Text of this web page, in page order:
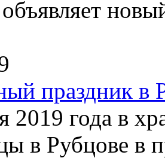
праздник в
2019 года в
в Рубцове в